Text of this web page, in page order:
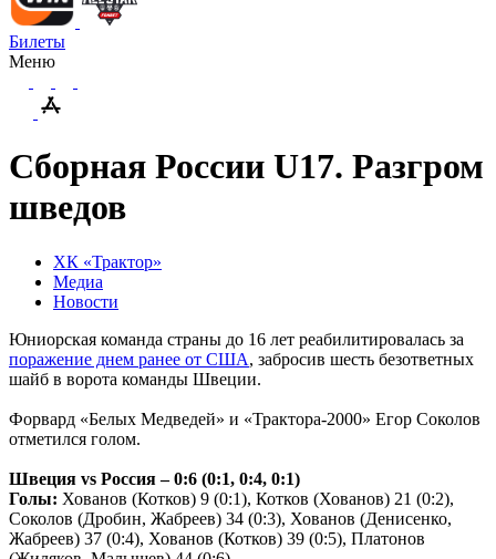
Билеты
Меню
Сборная России U17. Разгром
шведов
ХК «Трактор»
Медиа
Новости
Юниорская команда страны до 16 лет реабилитировалась за
поражение днем ранее от США, забросив шесть безответных
шайб в ворота команды Швеции.
Форвард «Белых Медведей» и «Трактора-2000» Егор Соколов
отметился голом.
Швеция vs Россия – 0:6 (0:1, 0:4, 0:1)
Голы: Хованов (Котков) 9 (0:1), Котков (Хованов) 21 (0:2),
Соколов (Дробин, Жабреев) 34 (0:3), Хованов (Денисенко,
Жабреев) 37 (0:4), Хованов (Котков) 39 (0:5), Платонов